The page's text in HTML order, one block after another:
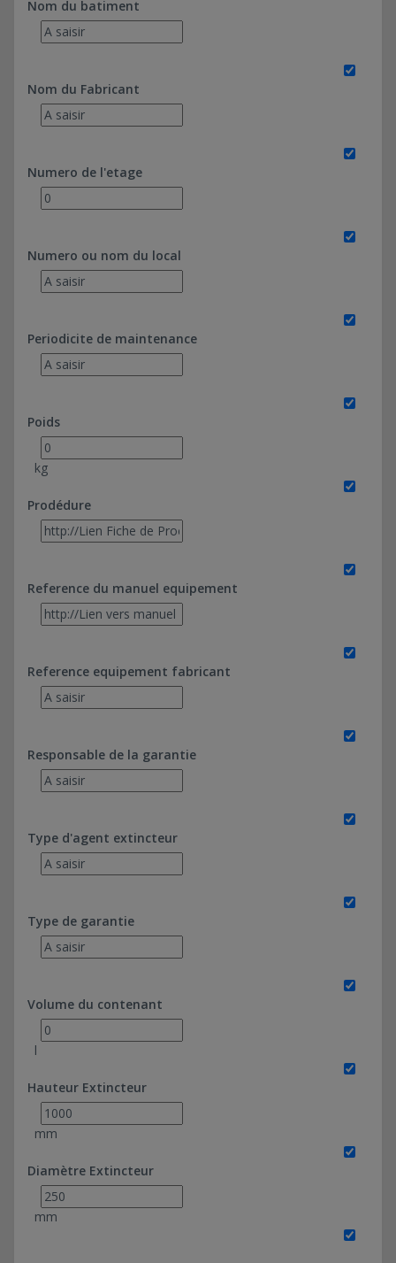
Nom du batiment
Nom du Fabricant
Numero de l'etage
Numero ou nom du local
Periodicite de maintenance
Poids
kg
Prodédure
Reference du manuel equipement
Reference equipement fabricant
Responsable de la garantie
Type d'agent extincteur
Type de garantie
Volume du contenant
l
Hauteur Extincteur
mm
Diamètre Extincteur
mm